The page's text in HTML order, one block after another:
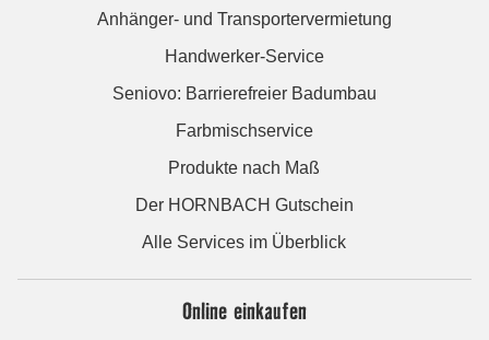
Anhänger- und Transportervermietung
Handwerker-Service
Seniovo: Barrierefreier Badumbau
Farbmischservice
Produkte nach Maß
Der HORNBACH Gutschein
Alle Services im Überblick
Online einkaufen